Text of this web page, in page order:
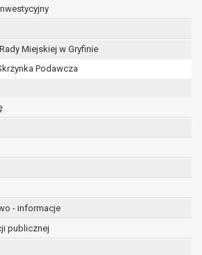
Miejskiej w Gryfinie
Podawcza
- informacje
publicznej
tym czasie w zakresie wymaganym przez
ewentualnych roszczeń, a w przypadku
danych po zakończeniu i rozliczeniu
umów o dofinansowanie dane
są przez okres wynikający z
i konieczności zachowania
przetwarzaniem przez administratora
Panu:
dostępu do treści danych oraz
do żądania sprostowania danych na
gdy:
dane są nieprawidłowe lub niekompletne;